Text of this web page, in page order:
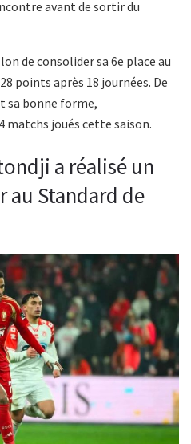
avant de sortir du
de consolider sa 6e place au
points après 18 journées. De
sa bonne forme,
joués cette saison.
a réalisé un
Standard de